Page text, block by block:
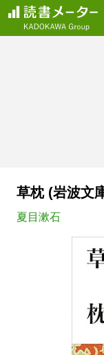
草枕 (岩波文
夏目漱石